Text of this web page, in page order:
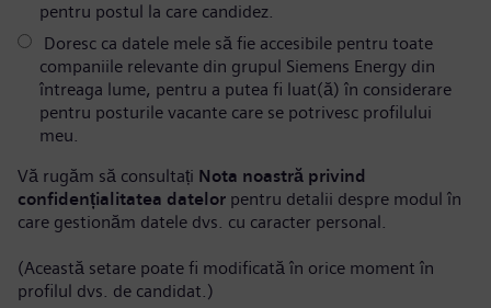
pentru postul la care candidez.
Doresc ca datele mele să fie accesibile pentru toate
companiile relevante din grupul Siemens Energy din
întreaga lume, pentru a putea fi luat(ă) în considerare
pentru posturile vacante care se potrivesc profilului
meu.
Vă rugăm să consultați Nota noastră privind
confidențialitatea datelor pentru detalii despre modul în
care gestionăm datele dvs. cu caracter personal.
(Această setare poate fi modificată în orice moment în
profilul dvs. de candidat.)